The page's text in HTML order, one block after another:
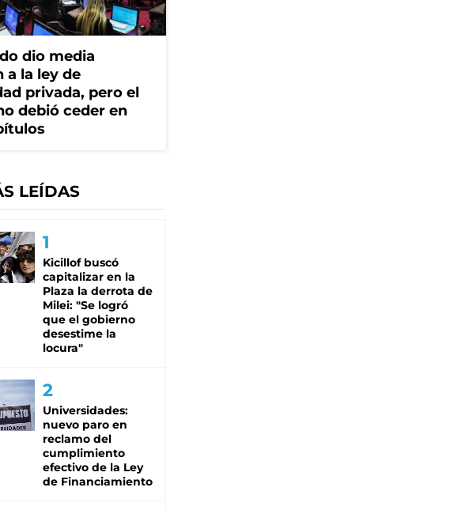
dio media
a la ley de
privada, pero el
debió ceder en
LEÍDAS
Kicillof buscó
capitalizar en la
Plaza la derrota de
Milei: "Se logró
que el gobierno
desestime la
locura"
Universidades:
nuevo paro en
reclamo del
cumplimiento
efectivo de la Ley
de Financiamiento